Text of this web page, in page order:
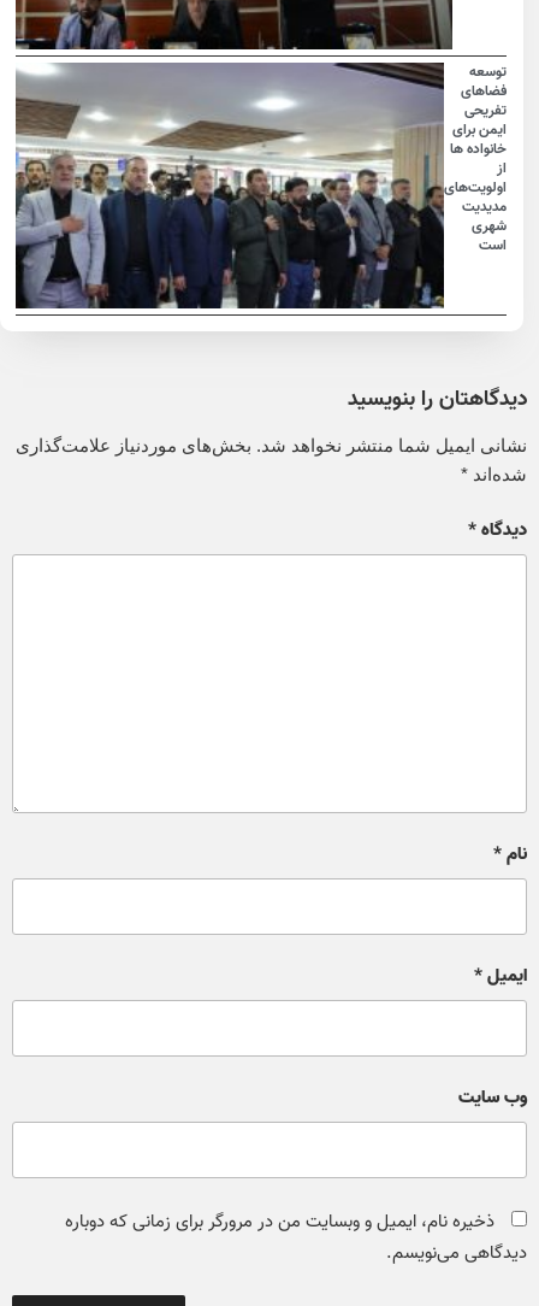
توسعه
فضاهای
تفریحی
ایمن برای
خانواده ها
اولویت‌های
مدیدیت
شهری
است
دیدگاهتان را بنویسید
نشانی ایمیل شما منتشر نخواهد شد. بخش‌های موردنیاز علامت‌گذاری
شده‌اند*
دیدگاه*
نام*
ایمیل*
وب‌ سایت
ذخیره نام، ایمیل و وبسایت من در مرورگر برای زمانی که دوباره
دیدگاهی می‌نویسم.